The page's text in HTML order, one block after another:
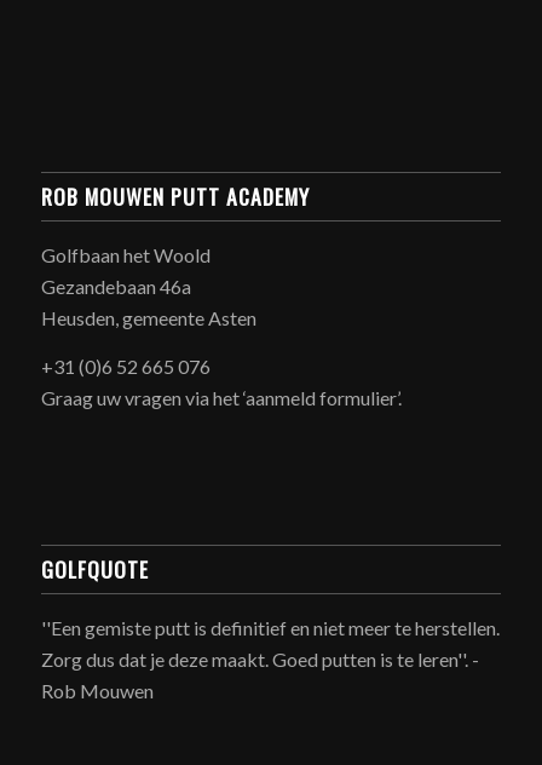
ROB MOUWEN PUTT ACADEMY
Golfbaan het Woold
Gezandebaan 46a
Heusden, gemeente Asten
+31 (0)6 52 665 076
Graag uw vragen via het ‘aanmeld formulier’.
GOLFQUOTE
''Een gemiste putt is definitief en niet meer te herstellen.
Zorg dus dat je deze maakt. Goed putten is te leren''. -
Rob Mouwen